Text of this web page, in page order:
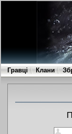
Гравці Клани